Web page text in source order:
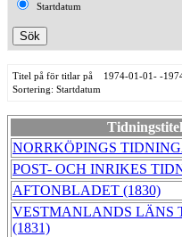
Startdatum
Titel på för titlar på 1974-01-01- -
Sortering: Startdatum
Tidningstitel
NORRKÖPINGS
POST- OCH INRIKES
AFTONBLADET (1830)
VESTMANLANDS LÄNS
(1831)